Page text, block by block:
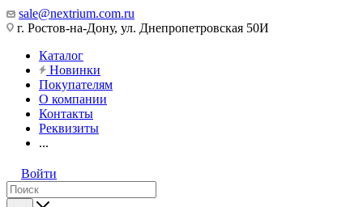
sale@nextrium.com.ru
г. Ростов-на-Дону, ул. Днепропетровская 50И
Каталог
Новинки
Покупателям
О компании
Контакты
Реквизиты
...
Войти